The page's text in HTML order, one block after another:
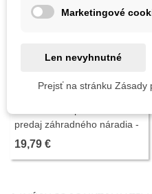
Pridať do košíka
predaj záhradného náradia -
1 ks
19,79 €
Marketingové
Len nevyhnutné
Prejsť na stránku Zásady